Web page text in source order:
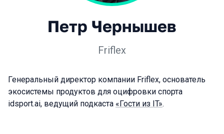
Петр Чернышев
Friflex
Генеральный директор компании Friflex, основатель
экосистемы продуктов для оцифровки спорта
idsport.ai, ведущий подкаста «Гости из IT».